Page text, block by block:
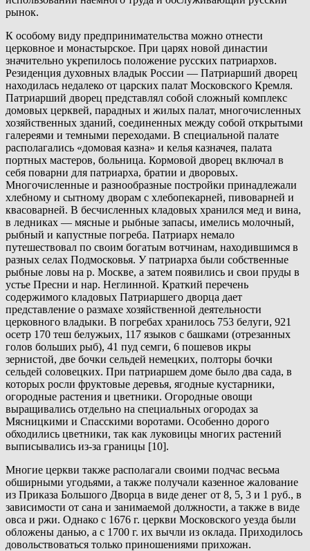
рынок.
К особому виду предпринимательства можно отнести
церковное и монастырское. При царях новой династии
значительно укрепилось положение русских патриархов.
Резиденция духовных владык России — Патриарший дворец
находилась недалеко от царских палат Московского Кремля.
Патриарший дворец представлял собой сложный комплекс
домовых церквей, парадных и жилых палат, многочисленных
хозяйственных зданий, соединенных между собой открытыми
галереями и темными переходами. В специальной палате
располагались «домовая казна» и келья казначея, палата
портных мастеров, больница. Кормовой дворец включал в
себя поварни для патриарха, братии и дворовых.
Многочисленные и разнообразные постройки принадлежали
хлебному и сытному дворам с хлебопекарней, пивоварней и
квасоварней. В бесчисленных кладовых хранился мед и вина,
в ледниках — мясные и рыбные запасы, имелись молочный,
рыбный и капустные погреба. Патриарх немало
путешествовал по своим богатым вотчинам, находившимся в
разных селах Подмосковья. У патриарха были собственные
рыбные ловы на р. Москве, а затем появились и свои пруды в
устье Пресни и нар. Неглинной. Краткий перечень
содержимого кладовых Патриаршего дворца дает
представление о размахе хозяйственной деятельности
церковного владыки. В погребах хранилось 753 белуги, 921
осетр 170 теш белужьих, 117 языков с башками (отрезанных
голов больших рыб), 41 пуд семги, 6 пошевов икры
зернистой, две бочки сельдей немецких, полторы бочки
сельдей соловецких. При патриаршем доме было два сада, в
которых росли фруктовые деревья, ягодные кустарники,
огородные растения и цветники. Огородные овощи
выращивались отдельно на специальных огородах за
Мясницкими и Спасскими воротами. Особенно дорого
обходились цветники, так как луковицы многих растений
выписывались из-за границы [10].
Многие церкви также располагали своими подчас весьма
обширными угодьями, а также получали казенное жалование
из Приказа Большого Дворца в виде денег от 8, 5, 3 и 1 руб., в
зависимости от сана и занимаемой должности, а также в виде
овса и ржи. Однако с 1676 г. церкви Московского уезда были
обложены данью, а с 1700 г. их вычли из оклада. Приходилось
довольствоваться только приношениями прихожан.